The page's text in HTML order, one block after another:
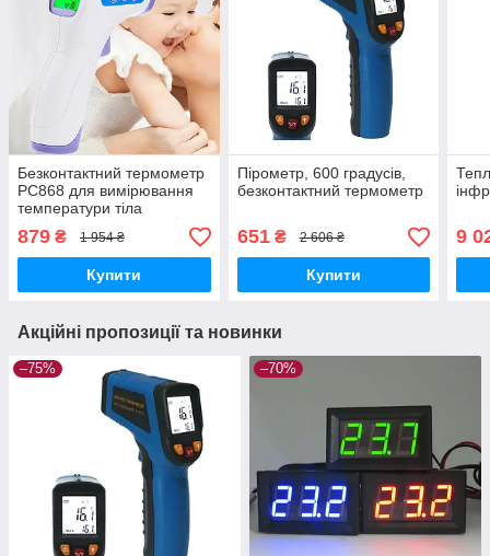
Безконтактний термометр
PC868 для вимірювання
температури тіла
879 ₴ 1 954 ₴
Купити
Пірометр, 600 градусів,
безконтактний термометр
651₴ 2 606 ₴
Купити
9
Акційні пропозиції та новинки
–75% –70%